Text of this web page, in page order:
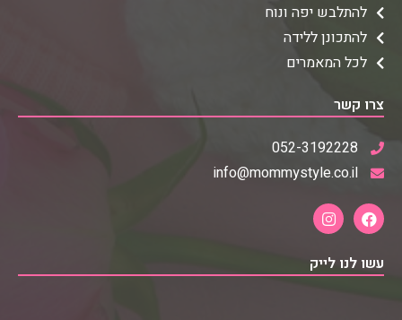
להתלבש יפה ונוח
להתכונן ללידה
לכל המאמרים
צרו קשר
052-3192228
info@mommystyle.co.il
עשו לנו לייק